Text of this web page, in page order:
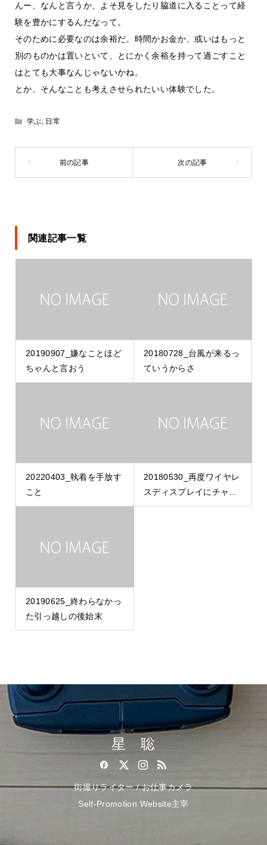
んー、なんと言うか、よそ見をしたり脇道に入ることって経
験を豊かにするんだなって。
そのために必要なのは余裕だ。時間かお金か、或いはもっと
別のものかは置いといて、とにかく余裕を持って過ごすこと
はとても大事なんじゃないかね。
とか、そんなことも考えさせられたいい体験でした。
学ぶ, 日常
関連記事一覧
20190907_嫌なことほど
ちゃんと言おう
20180728_台風が来るっ
ていうからさ
20220403_執着を手放す
こと
20180530_再度ワイヤレ
スディスプレイにチャ...
20190625_終わらなかっ
た引っ越しの後始末
星 聡
街撮りライター / お仕事カメラ
Self-Promotion Website主宰